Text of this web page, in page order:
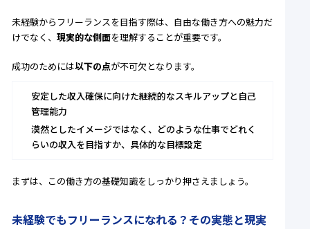
未経験からフリーランスを目指す際は、自由な働き方への魅力だ
けでなく、現実的な側面を理解することが重要です。
成功のためには以下の点が不可欠となります。
安定した収入確保に向けた継続的なスキルアップと自己
管理能力
漠然としたイメージではなく、どのような仕事でどれく
らいの収入を目指すか、具体的な目標設定
まずは、この働き方の基礎知識をしっかり押さえましょう。
未経験でもフリーランスになれる？その実態と現実